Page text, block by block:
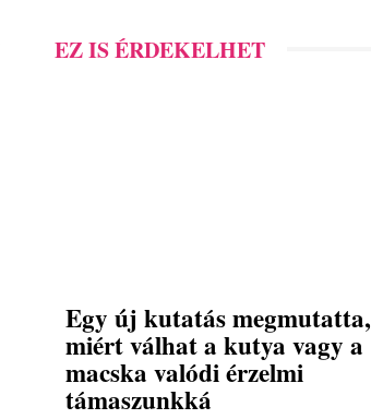
EZ IS ÉRDEKELHET
Egy új kutatás megmutatta,
miért válhat a kutya vagy a
macska valódi érzelmi
támaszunkká